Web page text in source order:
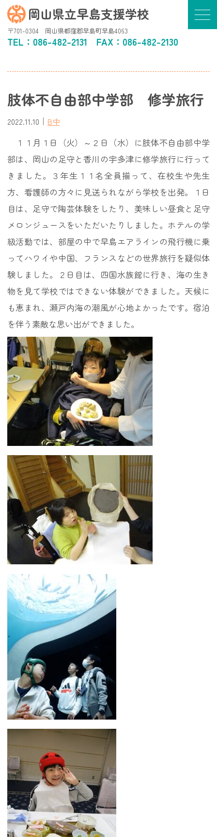
岡山県立早島支援学校
〒701-0304 岡山県都窪郡早島町早島4063
TEL： 086-482-2131 FAX：086-482-2130
肢体不自由部中学部 修学旅行
2022.11.10 ｜ B中
１１月１日（火）～２日（水）に肢体不自由部中学
部は、岡山の足守と香川の宇多津に修学旅行に行って
きました。３年生１１名全員揃って、在校生や先生
方、看護師の方々に見送られながら学校を出発。１日
目は、足守で陶芸体験をしたり、美味しい昼食と足守
メロンジュースをいただいたりしました。ホテルの学
級活動では、部屋の中で早島エアラインの飛行機に乗
ってハワイや中国、フランスなどの世界旅行を疑似体
験しました。２日目は、四国水族館に行き、海の生き
物を見て学校ではできない体験ができました。天候に
も恵まれ、瀬戸内海の潮風が心地よかったです。宿泊
を伴う素敵な思い出ができました。